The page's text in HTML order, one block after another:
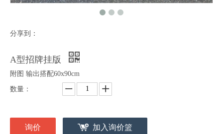
分享到：
A型招牌挂版
附图 输出搭配60x90cm
数量：
询价 加入询价篮